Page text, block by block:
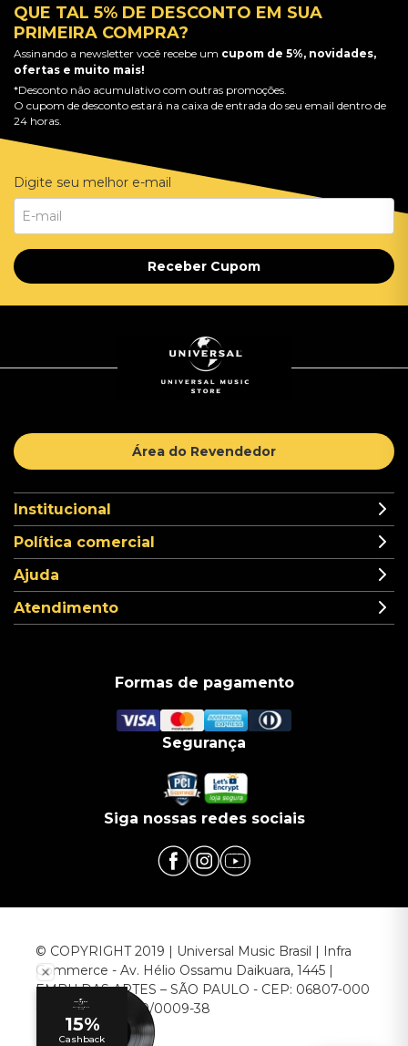
QUE TAL 5% DE DESCONTO EM SUA
PRIMEIRA COMPRA?
Assinando a newsletter você recebe um cupom de 5%, novidades,
ofertas e muito mais!
*Desconto não acumulativo com outras promoções.
O cupom de desconto estará na caixa de entrada do seu email dentro de
24 horas.
Digite seu melhor e-mail
Receber Cupom
Área do Revendedor
Institucional
Política comercial
Ajuda
Atendimento
Formas de pagamento
Segurança
Siga nossas redes sociais
© COPYRIGHT 2019 | Universal Music Brasil | Infra
Commerce - Av. Hélio Ossamu Daikuara, 1445 |
EMBU DAS ARTES – SÃO PAULO - CEP: 06807-000
CNPJ: 00.952.789/0009-38